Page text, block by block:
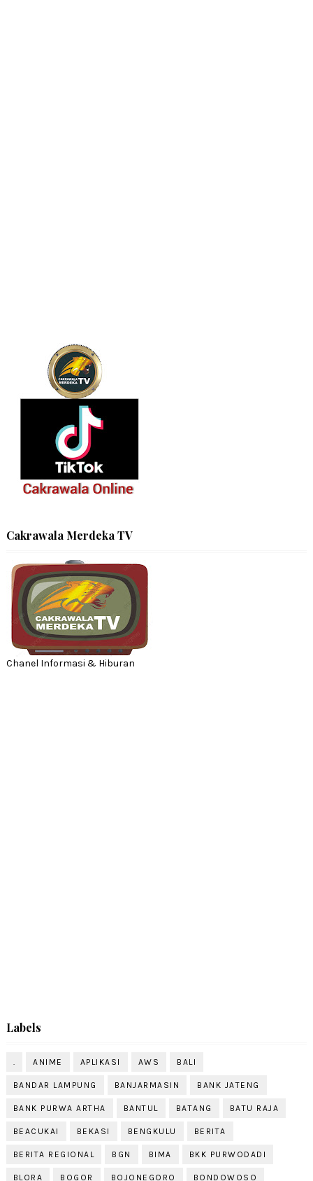
Cakrawala Merdeka TV
Chanel Informasi & Hiburan
Labels
ANIME APLIKASI AWS BALI
BANDAR LAMPUNG BANJARMASIN BANK JATENG
BANK PURWA ARTHA BANTUL BATANG BATU RAJA
BEACUKAI BEKASI BENGKULU BERITA
BERITA REGIONAL BGN BIMA BKK PURWODADI
BLORA BOGOR BOJONEGORO BONDOWOSO